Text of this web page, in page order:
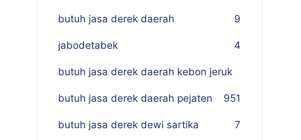
9
butuh jasa derek daerah
jabodetabek 4
butuh jasa derek daerah kebon jeruk
51
butuh jasa derek daerah pejaten 9
butuh jasa derek dewi sartika 7